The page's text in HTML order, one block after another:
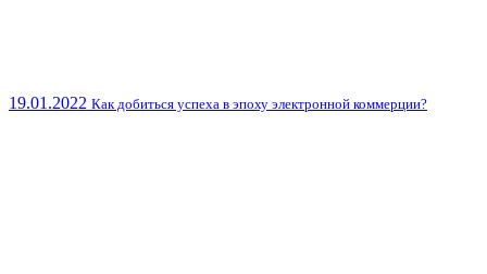
19.01.2022 Как добиться успеха в эпоху электронной коммерции?